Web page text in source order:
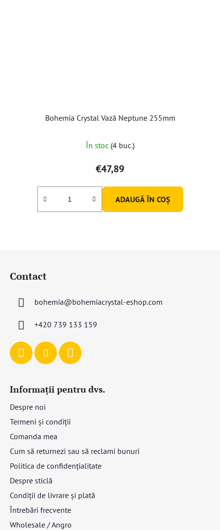
Bohemia Crystal Vază Neptune 255mm
În stoc (4 buc.)
€47,89
ADAUGĂ ÎN COŞ
Contact
bohemia@bohemiacrystal-eshop.com
+420 739 133 159
Informații pentru dvs.
Despre noi
Termeni și condiții
Comanda mea
Cum să returnezi sau să reclami bunuri
Politica de confidențialitate
Despre sticlă
Condiții de livrare și plată
Întrebări frecvente
Wholesale / Angro